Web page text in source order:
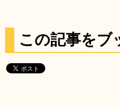
この記事をブ